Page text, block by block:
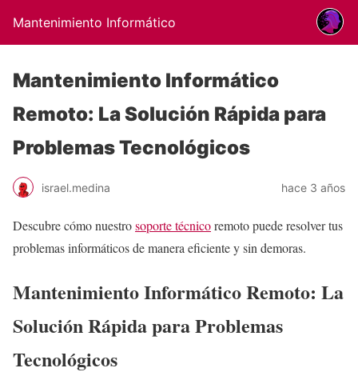
Mantenimiento Informático
Mantenimiento Informático
Remoto: La Solución Rápida para
Problemas Tecnológicos
israel.medina hace 3 años
Descubre cómo nuestrosoporte técnicoremoto puede resolver tus
problemas informáticos de manera eficiente y sin demoras.
Mantenimiento Informático Remoto: La
Solución Rápida para Problemas
Tecnológicos